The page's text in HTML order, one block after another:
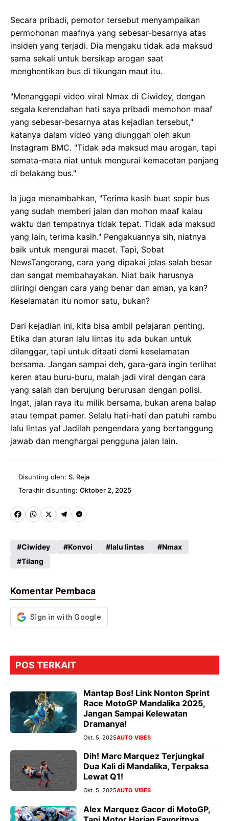
Secara pribadi, pemotor tersebut menyampaikan
permohonan maafnya yang sebesar-besarnya atas
insiden yang terjadi. Dia mengaku tidak ada maksud
sama sekali untuk bersikap arogan saat
menghentikan bus di tikungan maut itu.
"Menanggapi video viral Nmax di Ciwidey, dengan
segala kerendahan hati saya pribadi memohon maaf
yang sebesar-besarnya atas kejadian tersebut,"
katanya dalam video yang diunggah oleh akun
Instagram BMC. "Tidak ada maksud mau arogan, tapi
semata-mata niat untuk mengurai kemacetan panjang
di belakang bus."
Ia juga menambahkan, "Terima kasih buat sopir bus
yang sudah memberi jalan dan mohon maaf kalau
waktu dan tempatnya tidak tepat. Tidak ada maksud
yang lain, terima kasih." Pengakuannya sih, niatnya
baik untuk mengurai macet. Tapi, Sobat
NewsTangerang, cara yang dipakai jelas salah besar
dan sangat membahayakan. Niat baik harusnya
diiringi dengan cara yang benar dan aman, ya kan?
Keselamatan itu nomor satu, bukan?
Dari kejadian ini, kita bisa ambil pelajaran penting.
Etika dan aturan lalu lintas itu ada bukan untuk
dilanggar, tapi untuk ditaati demi keselamatan
bersama. Jangan sampai deh, gara-gara ingin terlihat
keren atau buru-buru, malah jadi viral dengan cara
yang salah dan berujung berurusan dengan polisi.
Ingat, jalan raya itu milik bersama, bukan arena balap
atau tempat pamer. Selalu hati-hati dan patuhi rambu
lalu lintas ya! Jadilah pengendara yang bertanggung
jawab dan menghargai pengguna jalan lain.
Disunting oleh: S. Reja
Terakhir disunting: Oktober 2, 2025
Fa
b
o
k
W
ts
A
p
X
Te
gr
M
se
er
Ciwidey Konvoi lalu lintas
Nmax
Tilang
Komentar Pembaca
POS TERKAIT
Mantap Bos! Link Nonton Sprint
Race MotoGP Mandalika 2025,
Jangan Sampai Kelewatan
Dramanya!
Okt. 5, 2025AUTO VIBES
Dih! Marc Marquez Terjungkal
Dua Kali di Mandalika, Terpaksa
Lewat Q1!
Okt. 5, 2025AUTO VIBES
Alex Marquez Gacor di MotoGP,